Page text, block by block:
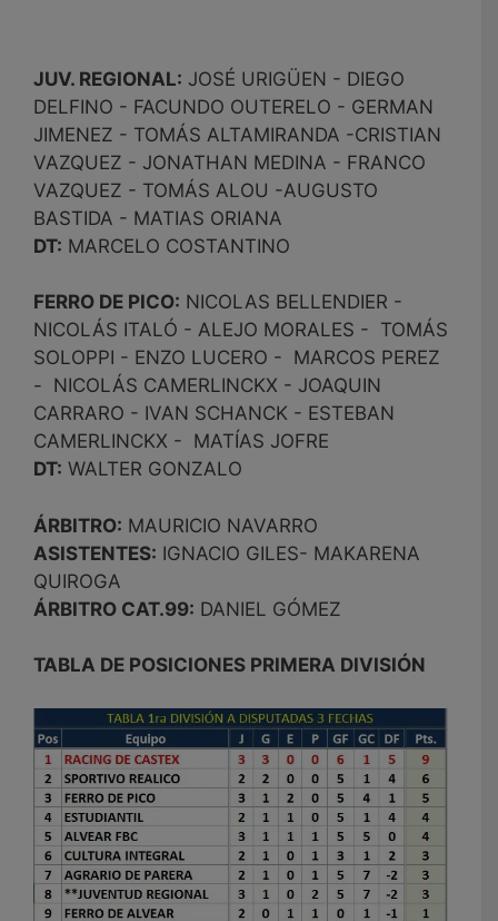
JUV. REGIONAL: JOSÉ URIGÜEN - DIEGO
DELFINO - FACUNDO OUTERELO - GERMAN
JIMENEZ - TOMÁS ALTAMIRANDA -CRISTIAN
VAZQUEZ - JONATHAN MEDINA - FRANCO
VAZQUEZ - TOMÁS ALOU -AUGUSTO
BASTIDA - MATIAS ORIANA
DT: MARCELO COSTANTINO
FERRO DE PICO: NICOLAS BELLENDIER -
NICOLÁS ITALÓ - ALEJO MORALES - TOMÁS
SOLOPPI - ENZO LUCERO - MARCOS PEREZ
- NICOLÁS CAMERLINCKX - JOAQUIN
CARRARO - IVAN SCHANCK - ESTEBAN
CAMERLINCKX - MATÍAS JOFRE
DT: WALTER GONZALO
ÁRBITRO: MAURICIO NAVARRO
ASISTENTES: IGNACIO GILES- MAKARENA
QUIROGA
ÁRBITRO CAT.99: DANIEL GÓMEZ
TABLA DE POSICIONES PRIMERA DIVISIÓN